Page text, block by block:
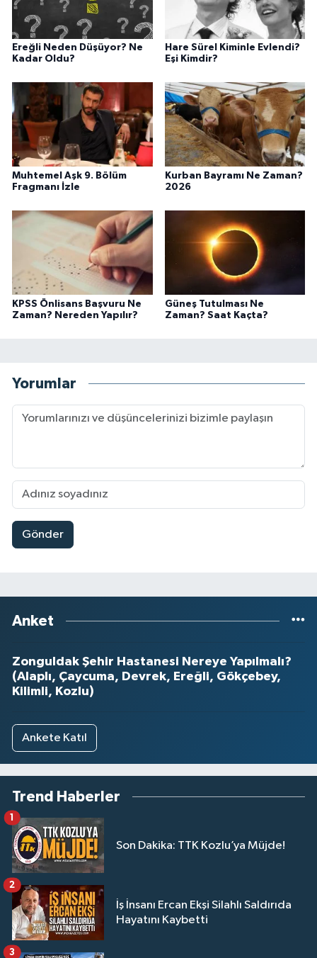
Ereğli Neden Düşüyor? Ne
Kadar Oldu?
Hare Sürel Kiminle Evlendi?
Eşi Kimdir?
Muhtemel Aşk 9. Bölüm
Fragmanı İzle
Kurban Bayramı Ne Zaman?
2026
KPSS Önlisans Başvuru Ne
Zaman? Nereden Yapılır?
Güneş Tutulması Ne
Zaman? Saat Kaçta?
Yorumlar
Gönder
Anket
Zonguldak Şehir Hastanesi Nereye Yapılmalı?
(Alaplı, Çaycuma, Devrek, Ereğli, Gökçebey,
Kilimli, Kozlu)
Ankete Katıl
Trend Haberler
Son Dakika: TTK Kozlu’ya Müjde!
1
İş İnsanı Ercan Ekşi Silahlı Saldırıda
Hayatını Kaybetti
2
3